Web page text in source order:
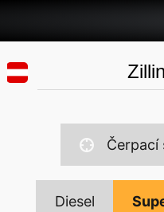
Čerpací
Diesel